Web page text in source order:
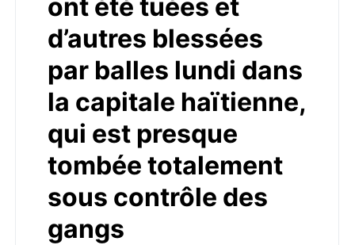
ont été tuées et
d’autres blessées
par balles lundi dans
la capitale haïtienne,
qui est presque
tombée totalement
sous contrôle des
gangs